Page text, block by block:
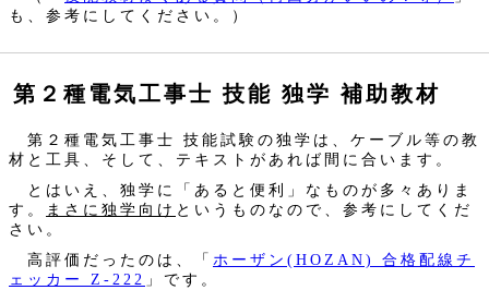
も、参考にしてください。）
第２種電気工事士 技能 独学 補助教材
第２種電気工事士 技能試験の独学は、ケーブル等の教
材と工具、そして、テキストがあれば間に合います。
とはいえ、独学に「あると便利」なものが多々ありま
す。
まさに独学向け というものなので、参考にしてくだ
さい。
高評価だったのは、「 ホーザン(HOZAN) 合格配線チ
ェッカー Z-222 」です。